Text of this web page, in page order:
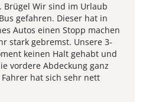
Brügel Wir sind im Urlaub
gefahren. Dieser hat in
Autos einen Stopp machen
stark gebremst. Unsere 3-
keinen Halt gehabt und
vordere Abdeckung ganz
hat sich sehr nett